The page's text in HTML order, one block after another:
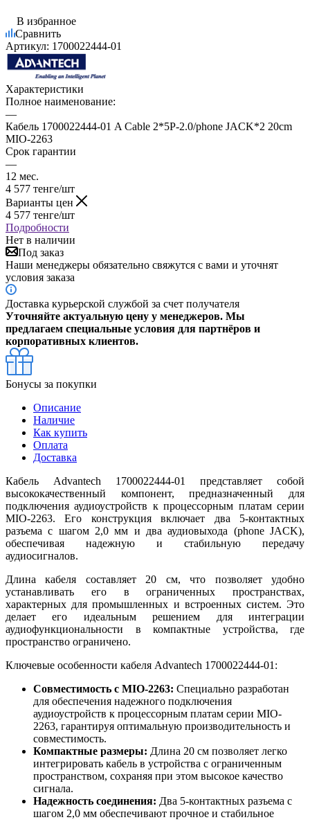
В избранное
Сравнить
Артикул: 1700022444-01
Характеристики
Полное наименование:
—
Кабель 1700022444-01 A Cable 2*5P-2.0/phone JACK*2 20cm
MIO-2263
Срок гарантии
—
12 мес.
4 577 тенге/шт
Варианты цен
4 577 тенге/шт
Подробности
Нет в наличии
Под заказ
Наши менеджеры обязательно свяжутся с вами и уточнят
условия заказа
Доставка курьерской службой за счет получателя
Уточняйте актуальную цену у менеджеров. Мы
предлагаем специальные условия для партнёров и
корпоративных клиентов.
Бонусы за покупки
Описание
Наличие
Как купить
Оплата
Доставка
Кабель Advantech 1700022444-01 представляет собой
высококачественный компонент, предназначенный для
подключения аудиоустройств к процессорным платам серии
MIO-2263. Его конструкция включает два 5-контактных
разъема с шагом 2,0 мм и два аудиовыхода (phone JACK),
обеспечивая надежную и стабильную передачу
аудиосигналов.
Длина кабеля составляет 20 см, что позволяет удобно
устанавливать его в ограниченных пространствах,
характерных для промышленных и встроенных систем. Это
делает его идеальным решением для интеграции
аудиофункциональности в компактные устройства, где
пространство ограничено.
Ключевые особенности кабеля Advantech 1700022444-01:
Совместимость с MIO-2263: Специально разработан
для обеспечения надежного подключения
аудиоустройств к процессорным платам серии MIO-
2263, гарантируя оптимальную производительность и
совместимость.
Компактные размеры: Длина 20 см позволяет легко
интегрировать кабель в устройства с ограниченным
пространством, сохраняя при этом высокое качество
сигнала.
Надежность соединения: Два 5-контактных разъема с
шагом 2,0 мм обеспечивают прочное и стабильное